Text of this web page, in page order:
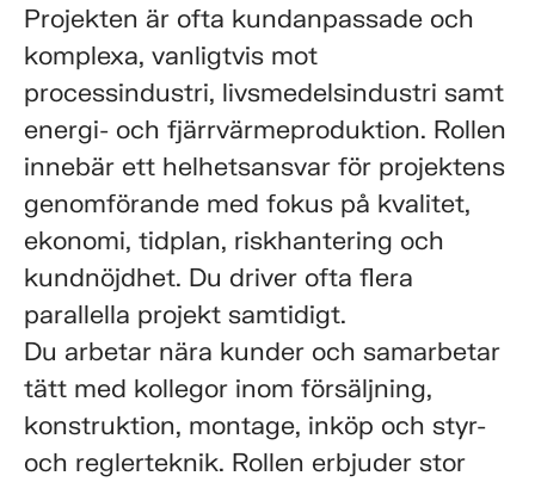
Projekten är ofta kundanpassade och
komplexa, vanligtvis mot
processindustri, livsmedelsindustri samt
energi- och fjärrvärmeproduktion. Rollen
innebär ett helhetsansvar för projektens
genomförande med fokus på kvalitet,
ekonomi, tidplan, riskhantering och
kundnöjdhet. Du driver ofta flera
parallella projekt samtidigt.
Du arbetar nära kunder och samarbetar
tätt med kollegor inom försäljning,
konstruktion, montage, inköp och styr-
och reglerteknik. Rollen erbjuder stor